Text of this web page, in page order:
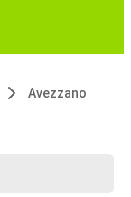
Avezzano